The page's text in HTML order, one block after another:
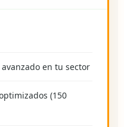
en tu sector
(150